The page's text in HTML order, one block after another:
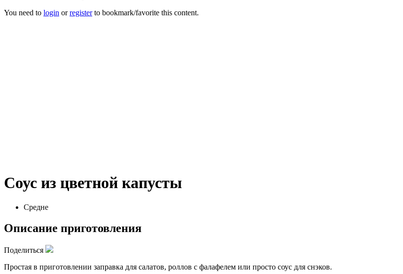
You need to login orregisterto bookmark/favorite this content.
Соус из цветной капусты
Средне
Описание приготовления
Поделиться
Простая в приготовлении заправка для салатов, роллов с фалафелем или просто соус для снэков.